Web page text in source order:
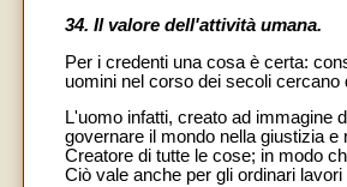
34. Il valore dell'attività umana.
Per i credenti una cosa è certa:
uomini nel corso dei secoli
L'uomo infatti, creato ad immagine
governare il mondo nella giustizia
Creatore di tutte le cose; in modo
Ciò vale anche per gli ordinari lavori